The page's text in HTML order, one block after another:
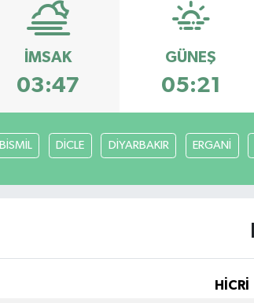
İMSAK
03:47
GÜNEŞ
05:21
BİSMİL DİCLE DİYARBAKIR ERGANİ
HİCRİ